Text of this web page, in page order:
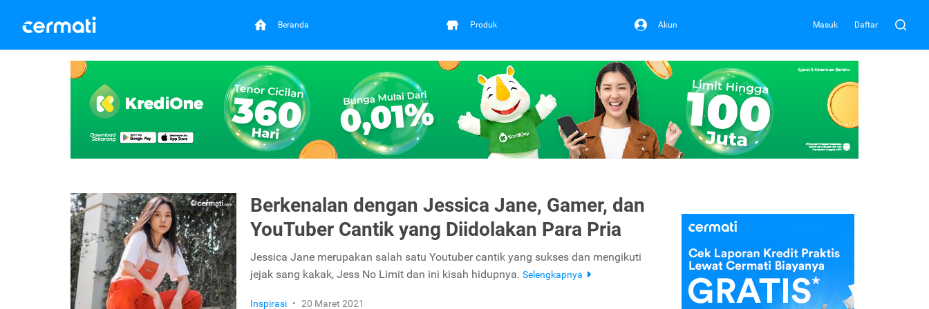
Beranda Produk Akun Masuk Daftar
Berkenalan dengan Jessica Jane, Gamer, dan
YouTuber Cantik yang Diidolakan Para Pria
Jessica Jane merupakan salah satu Youtuber cantik yang sukses dan mengikuti
jejak sang kakak, Jess No Limit dan ini kisah hidupnya. Selengkapnya
Inspirasi • 20 Maret 2021